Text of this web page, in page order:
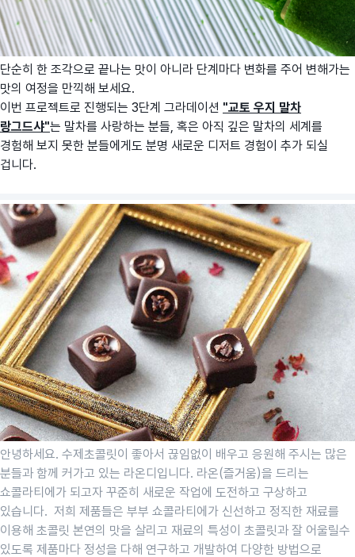
단순히 한 조각으로 끝나는 맛이 아니라 단계마다 변화를 주어 변해가는
맛의 여정을 만끽해 보세요.
이번 프로젝트로 진행되는 3단계 그라데이션 "교토 우지 말차
랑그드샤"는 말차를 사랑하는 분들, 혹은 아직 깊은 말차의 세계를
경험해 보지 못한 분들에게도 분명 새로운 디저트 경험이 추가 되실
겁니다.
안녕하세요. 수제초콜릿이 좋아서 끊임없이 배우고 응원해 주시는 많은
분들과 함께 커가고 있는 라온디입니다. 라온(즐거움)을 드리는
쇼콜라티에가 되고자 꾸준히 새로운 작업에 도전하고 구상하고
있습니다. 저희 제품들은 부부 쇼콜라티에가 신선하고 정직한 재료를
이용해 초콜릿 본연의 맛을 살리고 재료의 특성이 초콜릿과 잘 어울릴수
있도록 제품마다 정성을 다해 연구하고 개발하여 다양한 방법으로